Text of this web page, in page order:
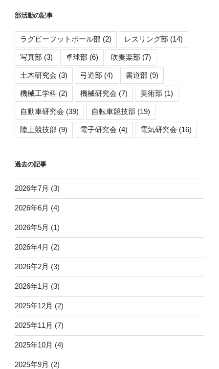
部活動の記事
ラグビーフットボール部 (2) レスリング部 (14)
写真部 (3) 卓球部 (6) 吹奏楽部 (7)
土木研究会 (3) 弓道部 (4) 書道部 (9)
機械工学科 (2) 機械研究会 (7) 美術部 (1)
自動車研究会 (39) 自転車競技部 (19)
陸上競技部 (9) 電子研究会 (4) 電気研究会 (16)
過去の記事
2026年7月 (3)
2026年6月 (4)
2026年5月 (1)
2026年4月 (2)
2026年2月 (3)
2026年1月 (3)
2025年12月 (2)
2025年11月 (7)
2025年10月 (4)
2025年9月 (2)